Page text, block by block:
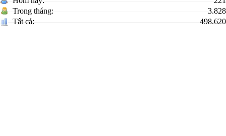
Trong tháng:
3.828
Tất cả:
498.620